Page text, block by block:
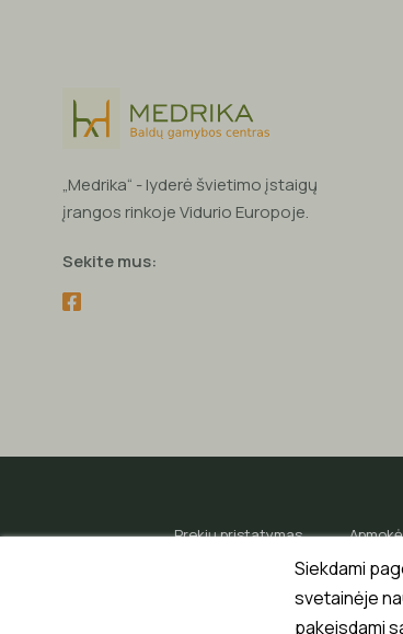
„Medrika“ - lyderė švietimo įstaigų
įrangos rinkoje Vidurio Europoje.
Sekite mus:
Siekdami
svetainėje
pakeisdami
Prekių pristatymas